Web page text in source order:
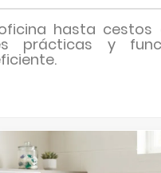
hasta cestos
prácticas y
.